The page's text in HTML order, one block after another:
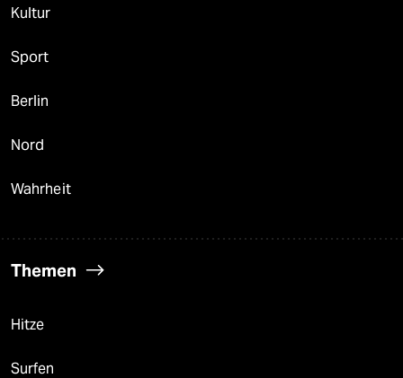
Kultur
Sport
Berlin
Nord
Wahrheit
Themen
Hitze
Surfen